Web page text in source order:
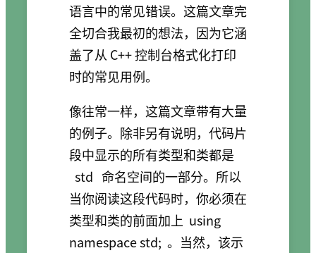
语言中的常见错误。这篇文章完
全切合我最初的想法，因为它涵
盖了从 C++ 控制台格式化打印
时的常见用例。
像往常一样，这篇文章带有大量
的例子。除非另有说明，代码片
段中显示的所有类型和类都是
std 命名空间的一部分。所以
当你阅读这段代码时，你必须在
类型和类的前面加上 using
namespace std; 。当然，该示